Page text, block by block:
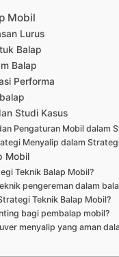
Mobil
Lurus
Balap
Balap
Performa
Studi Kasus
Pengaturan Mobil dalam
Menyalip dalam
Mobil
Teknik Balap Mobil?
pengereman dalam
Teknik Balap Mobil?
bagi pembalap mobil?
menyalip yang aman